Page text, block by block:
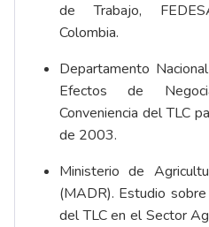
de Trabajo,
Colombia.
Departamento
Efectos de
Conveniencia del TLC
de 2003.
Ministerio de
(MADR). Estudio
del TLC en el Sector